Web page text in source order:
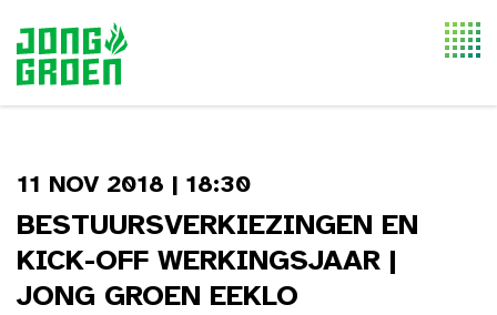
11 NOV 2018 | 18:30
BESTUURSVERKIEZINGEN EN
KICK-OFF WERKINGSJAAR |
JONG GROEN EEKLO